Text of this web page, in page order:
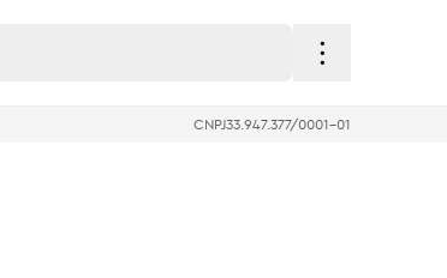
CNPJ33.947.377/0001-01